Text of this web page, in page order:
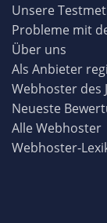
Unsere
Probleme mit
Über uns
Als Anbieter
Webhoster des
Neueste
Alle Webhoster
Webhoster-